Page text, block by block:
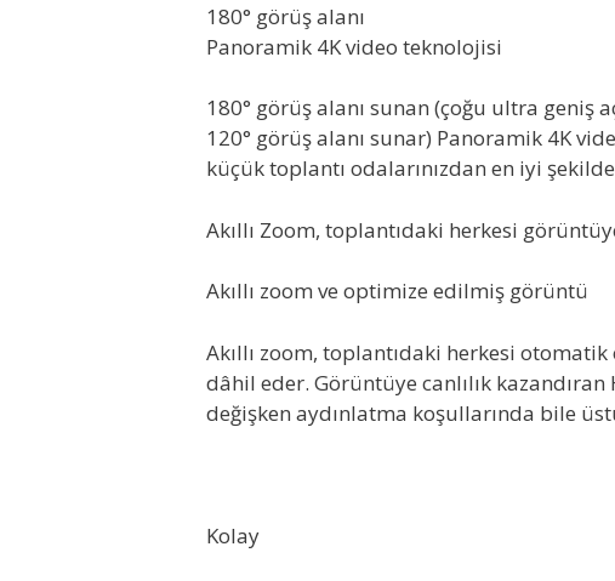
180° görüş alanı
Panoramik 4K video teknolojisi
180° görüş alanı sunan (çoğu ultra geniş
120° görüş alanı sunar) Panoramik 4K
küçük toplantı odalarınızdan en iyi
Akıllı Zoom, toplantıdaki herkesi
Akıllı zoom ve optimize edilmiş görüntü
Akıllı zoom, toplantıdaki herkesi
dâhil eder. Görüntüye canlılık kazandıran
değişken aydınlatma koşullarında bile
Kolay